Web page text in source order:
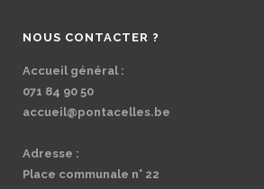
NOUS CONTACTER ?
Accueil général :
071 84 90 50
accueil@pontacelles.be
Adresse :
Place communale n° 22